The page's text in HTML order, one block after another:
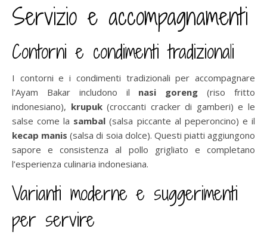
Servizio e accompagnamenti
Contorni e condimenti tradizionali
I contorni e i condimenti tradizionali per accompagnare
l’Ayam Bakar includono il nasi goreng (riso fritto
indonesiano), krupuk(croccanti cracker di gamberi) e le
salse come la sambal (salsa piccante al peperoncino) e il
kecap manis (salsa di soia dolce). Questi piatti aggiungono
sapore e consistenza al pollo grigliato e completano
l’esperienza culinaria indonesiana.
Varianti moderne e suggerimenti
per servire